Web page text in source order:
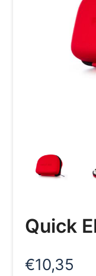
Quick
€10,35